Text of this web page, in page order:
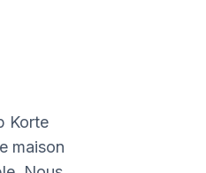
Korte
maison